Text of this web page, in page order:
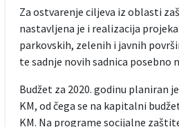
Za ostvarenje ciljeva iz oblasti
nastavljena je i realizacija
parkovskih, zelenih i javnih
te sadnje novih sadnica posebno
Budžet za 2020. godinu planiran
KM, od čega se na kapitalni
KM. Na programe socijalne